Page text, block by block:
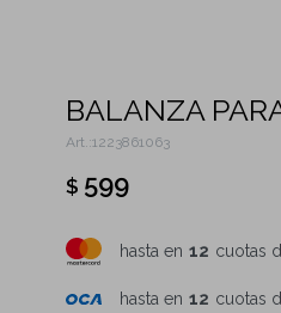
BALANZA
1223861063
$ 599
hasta en 12 cuotas
hasta en 12 cuotas